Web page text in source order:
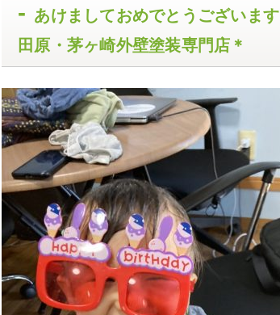
あけましておめでとうございます
田原・茅ヶ崎外壁塗装専門店＊